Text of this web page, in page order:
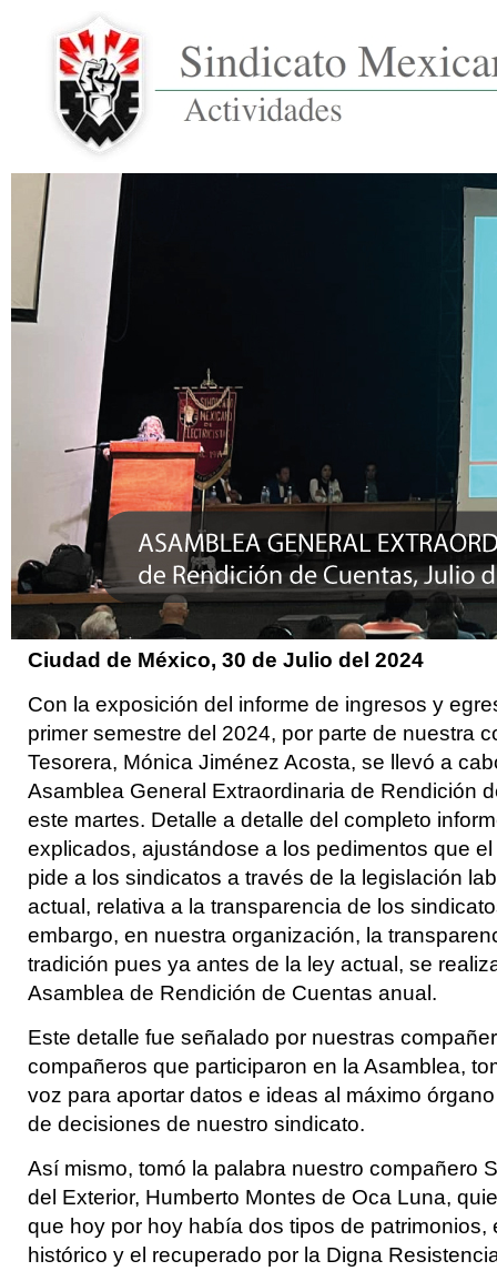
Ciudad de México, 30 de Julio del 2024
Con la exposición del informe de ingresos y
primer semestre del 2024, por parte de nuestra
Tesorera, Mónica Jiménez Acosta, se llevó a
Asamblea General Extraordinaria de Rendición
este martes. Detalle a detalle del completo
explicados, ajustándose a los pedimentos que
pide a los sindicatos a través de la legislación
actual, relativa a la transparencia de los
embargo, en nuestra organización, la
tradición pues ya antes de la ley actual, se
Asamblea de Rendición de Cuentas anual.
Este detalle fue señalado por nuestras
compañeros que participaron en la Asamblea,
voz para aportar datos e ideas al máximo
de decisiones de nuestro sindicato.
Así mismo, tomó la palabra nuestro compañero
del Exterior, Humberto Montes de Oca Luna,
que hoy por hoy había dos tipos de patrimonios,
histórico y el recuperado por la Digna